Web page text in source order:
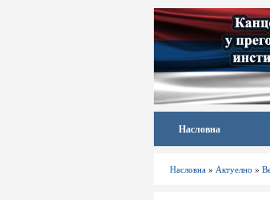
Насловна
Насловна » Актуелно »